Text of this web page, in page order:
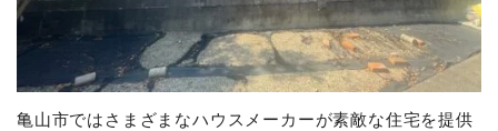
亀山市ではさまざまなハウスメーカーが素敵な住宅を提供